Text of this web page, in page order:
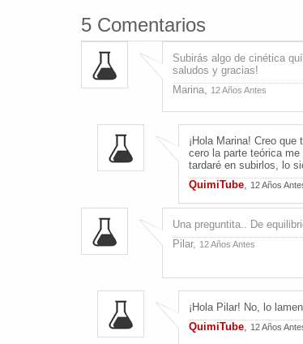
5 Comentarios
Subirás algo de cinética
saludos y gracias!
Marina,
12 Años Antes
¡Hola Marina! Creo
cero la parte teórica
tardaré en subirlos, lo
QuimiTube, 12 Años
Una preguntita.. De
Pilar,
12 Años Antes
¡Hola Pilar! No, lo
QuimiTube, 12 Años